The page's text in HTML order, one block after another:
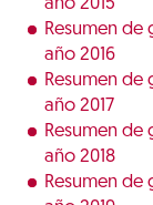
año 2015
Resumen de
año 2016
Resumen de
año 2017
Resumen de
año 2018
Resumen de